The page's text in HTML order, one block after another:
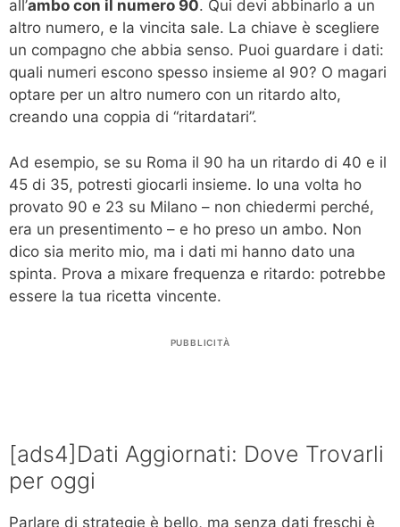
all’ambo con il numero 90. Qui devi abbinarlo a un
altro numero, e la vincita sale. La chiave è scegliere
un compagno che abbia senso. Puoi guardare i dati:
quali numeri escono spesso insieme al 90? O magari
optare per un altro numero con un ritardo alto,
creando una coppia di “ritardatari”.
Ad esempio, se su Roma il 90 ha un ritardo di 40 e il
45 di 35, potresti giocarli insieme. Io una volta ho
provato 90 e 23 su Milano – non chiedermi perché,
era un presentimento – e ho preso un ambo. Non
dico sia merito mio, ma i dati mi hanno dato una
spinta. Prova a mixare frequenza e ritardo: potrebbe
essere la tua ricetta vincente.
PUBBLICITÀ
[ads4]Dati Aggiornati: Dove Trovarli
per oggi
Parlare di strategie è bello, ma senza dati freschi è